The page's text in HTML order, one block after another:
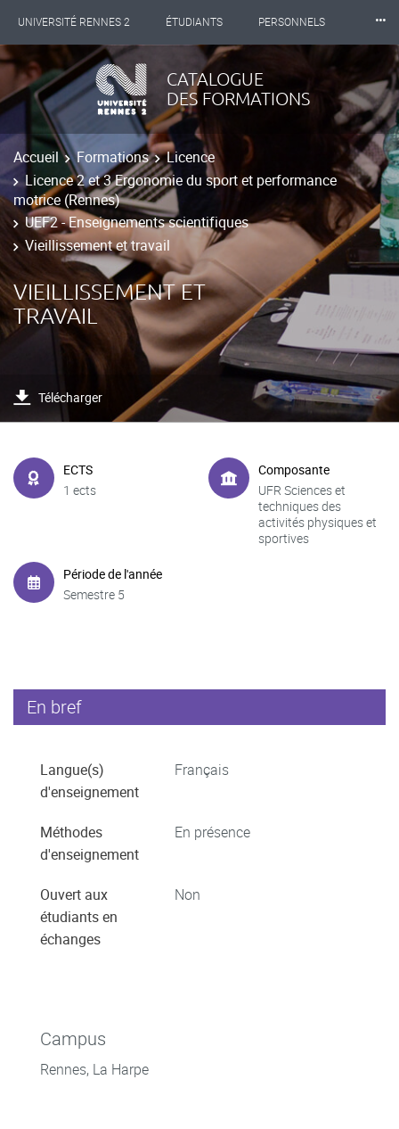
UNIVERSITÉ RENNES 2 ÉTUDIANTS PERSONNELS
INTERNATIONAL PROFESSIONNELS BIBLIOTHÈQUES
LES NOUVELLES DE RENNES 2
⸱⸱⸱
CATALOGUE
DES FORMATIONS
Accueil Formations
Licence
Licence 2 et 3 Ergonomie du sport et performance
motrice (Rennes)
UEF2 - Enseignements scientifiques
Vieillissement et travail
VIEILLISSEMENT ET
TRAVAIL
Télécharger
ECTS
1 ects
Composante
UFR Sciences et
techniques des
activités physiques et
sportives
Période de l'année
Semestre 5
En bref
Langue(s)
d'enseignement
Français
Méthodes
d'enseignement
En présence
Ouvert aux
étudiants en
échanges
Non
Campus
Rennes, La Harpe